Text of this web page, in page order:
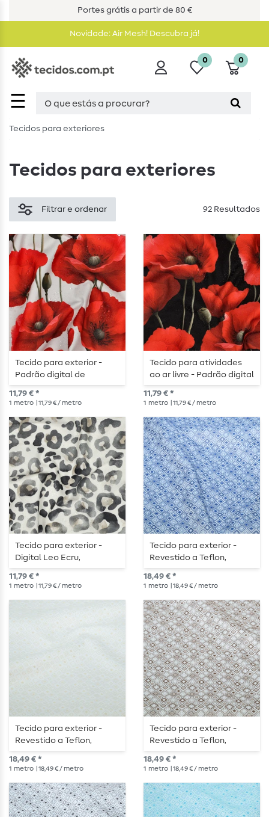
Portes grátis a partir de 80 €
Novidade: Air Mesh! Descubra já!
☰
0 0
Tecidos para exteriores
Tecidos para exteriores
Filtrar e ordenar 92 Resultados
Tecido para exterior -
Padrão digital de
papoilas brancas,
repelente à água
11,79 € *
1 metro | 11,79 € / metro
Tecido para atividades
ao ar livre - Padrão digital
de papoilas pretas,
repelente à água
11,79 € *
1 metro | 11,79 € / metro
Tecido para exterior -
Digital Leo Ecru,
repelente à água
11,79 € *
1 metro | 11,79 € / metro
Tecido para exterior -
Revestido a Teflon,
padrão jacquard com
quadrados, cor cru e azul
18,49 € *
1 metro | 18,49 € / metro
Tecido para exterior -
Revestido a Teflon,
quadrados, cru e bege
18,49 € *
1 metro | 18,49 € / metro
Tecido para exterior -
Revestido a Teflon,
quadrados, cru e
castanho
18,49 € *
1 metro | 18,49 € / metro